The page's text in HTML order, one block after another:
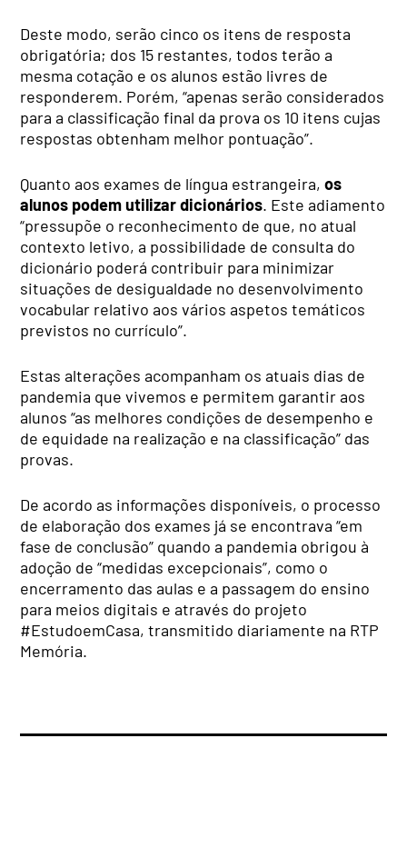
Deste modo, serão cinco os itens de resposta
obrigatória; dos 15 restantes, todos terão a
mesma cotação e os alunos estão livres de
responderem. Porém, “apenas serão considerados
para a classificação final da prova os 10 itens cujas
respostas obtenham melhor pontuação”.
Quanto aos exames de língua estrangeira,os
alunos podem utilizar dicionários. Este adiamento
“pressupõe o reconhecimento de que, no atual
contexto letivo, a possibilidade de consulta do
dicionário poderá contribuir para minimizar
situações de desigualdade no desenvolvimento
vocabular relativo aos vários aspetos temáticos
previstos no currículo”.
Estas alterações acompanham os atuais dias de
pandemia que vivemos e permitem garantir aos
alunos “as melhores condições de desempenho e
de equidade na realização e na classificação” das
provas.
De acordo as informações disponíveis, o processo
de elaboração dos exames já se encontrava “em
fase de conclusão” quando a pandemia obrigou à
adoção de “medidas excepcionais”, como o
encerramento das aulas e a passagem do ensino
para meios digitais e através do projeto
#EstudoemCasa, transmitido diariamente na RTP
Memória.